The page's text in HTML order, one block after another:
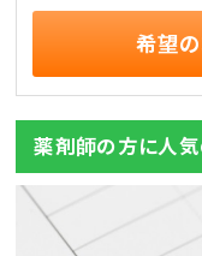
希望
薬剤師の方に人